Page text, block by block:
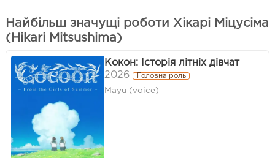
Найбільш значущі роботи Хікарі Міцусіма
(Hikari Mitsushima)
Кокон: Історія літніх дівчат
2026
Головна роль
Mayu (voice)